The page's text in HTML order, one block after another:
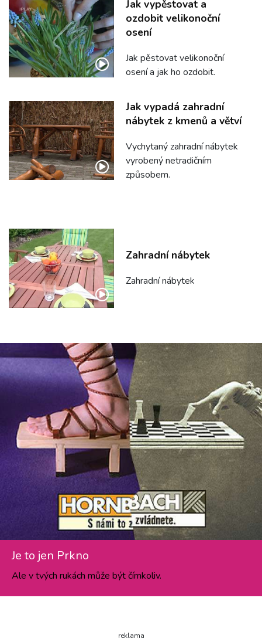
Jak vypěstovat a
ozdobit velikonoční
osení
Jak pěstovat velikonoční
osení a jak ho ozdobit.
Jak vypadá zahradní
nábytek z kmenů a větví
Vychytaný zahradní nábytek
vyrobený netradičním
způsobem.
Zahradní nábytek
Zahradní nábytek
Je to jen Prkno
Ale v tvých rukách může být čímkoliv.
reklama